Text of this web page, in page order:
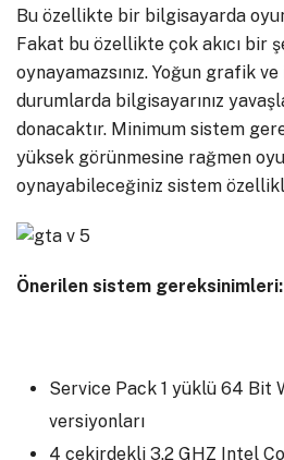
Bu özellikte bir bilgisayarda
Fakat bu özellikte çok akıcı bir
oynayamazsınız. Yoğun grafik
durumlarda bilgisayarınız
donacaktır. Minimum sistem
yüksek görünmesine rağmen
oynayabileceğiniz sistem
Önerilen sistem gereksinimleri:
Service Pack 1 yüklü 64 Bit
versiyonları
4 çekirdekli 3.2 GHZ Intel